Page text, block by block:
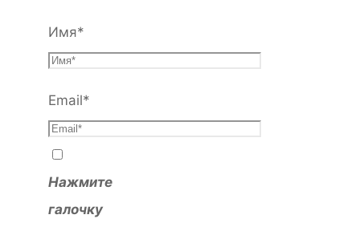
Имя*
Email*
Нажмите
галочку